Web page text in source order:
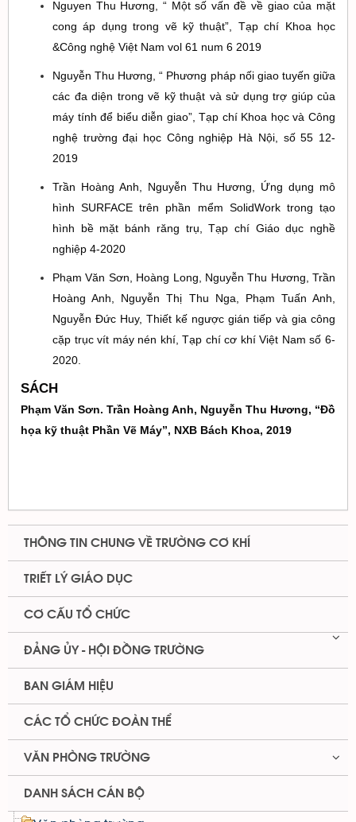
Nguyen Thu Hương, “ Một số vấn đề về giao của mặt
cong áp dụng trong vẽ kỹ thuật”, Tạp chí Khoa học
&Công nghệ Việt Nam vol 61 num 6 2019
Nguyễn Thu Hương, “ Phương pháp nối giao tuyến giữa
các đa diện trong vẽ kỹ thuật và sử dụng trợ giúp của
máy tính để biểu diễn giao”, Tạp chí Khoa học và Công
nghệ trường đại học Công nghiệp Hà Nội, số 55 12-
2019
Trần Hoàng Anh, Nguyễn Thu Hương, Ứng dụng mô
hình SURFACE trên phần mểm SolidWork trong tạo
hình bề mặt bánh răng trụ, Tạp chí Giáo dục nghề
nghiệp 4-2020
Phạm Văn Sơn, Hoàng Long, Nguyễn Thu Hương, Trần
Hoàng Anh, Nguyễn Thị Thu Nga, Phạm Tuấn Anh,
Nguyễn Đức Huy, Thiết kế ngược gián tiếp và gia công
cặp trục vít máy nén khí, Tạp chí cơ khí Việt Nam số 6-
2020.
SÁCH
Phạm Văn Sơn. Trần Hoàng Anh, Nguyễn Thu Hương, “Đồ
họa kỹ thuật Phần Vẽ Máy”, NXB Bách Khoa, 2019
THÔNG TIN CHUNG VỀ TRƯỜNG CƠ KHÍ
TRIẾT LÝ GIÁO DỤC
CƠ CẤU TỔ CHỨC
ĐẢNG ỦY - HỘI ĐỒNG TRƯỜNG
BAN GIÁM HIỆU
CÁC TỔ CHỨC ĐOÀN THỂ
VĂN PHÒNG TRƯỜNG
DANH SÁCH CÁN BỘ